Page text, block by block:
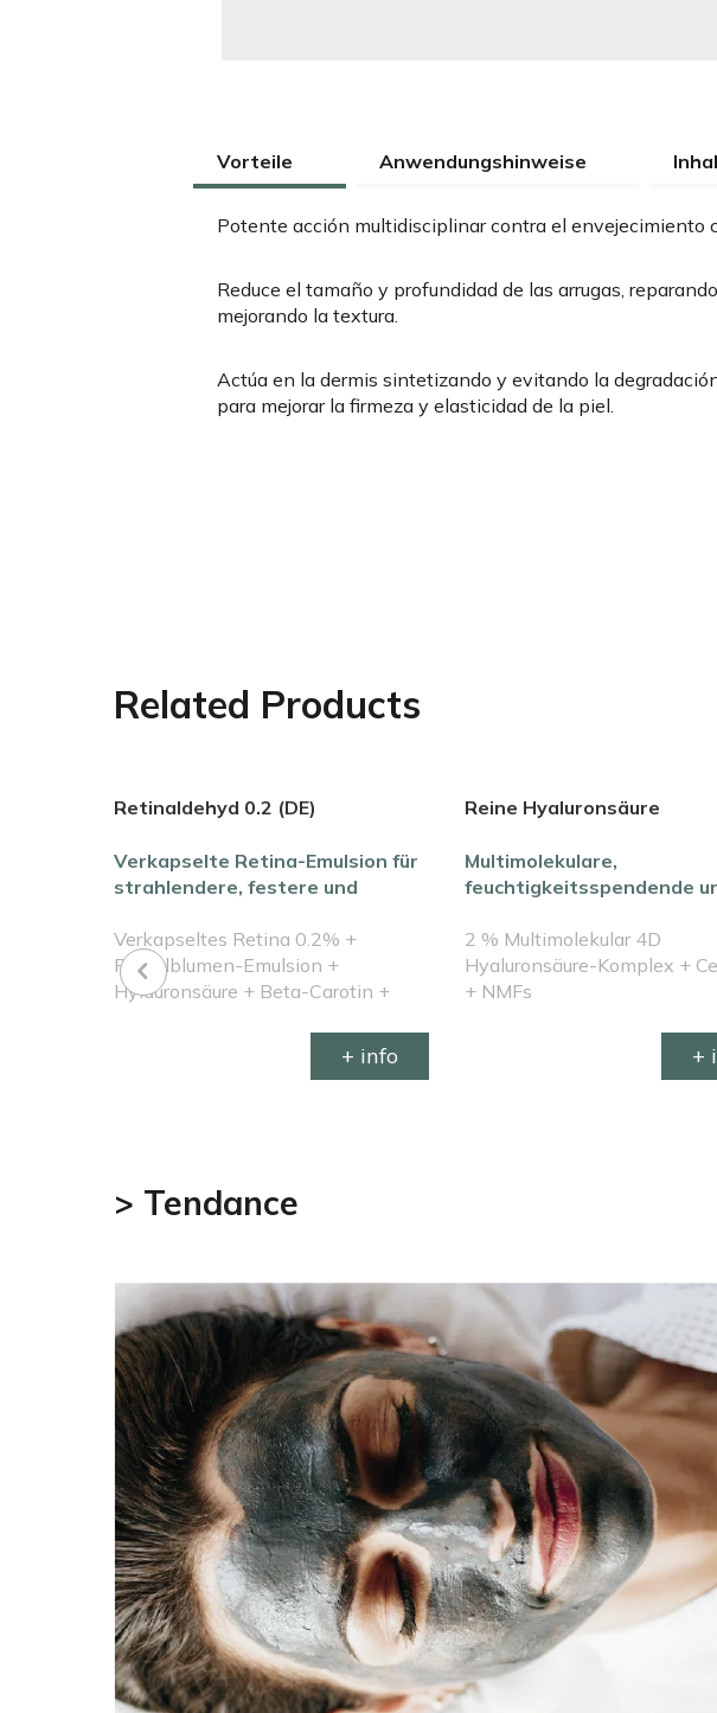
Vorteile Anwendungshinweise
Potente acción multidisciplinar contra el envejecimiento
Reduce el tamaño y profundidad de las arrugas,
mejorando la textura.
Actúa en la dermis sintetizando y evitando la
para mejorar la firmeza y elasticidad de la piel.
Related Products
Retinaldehyd 0.2 (DE)
Verkapselte Retina-Emulsion für
strahlendere, festere und
Verkapseltes Retina 0.2% +
Ringelblumen-Emulsion +
Hylauronsäure + Beta-Carotin +
+ info
Reine Hyaluronsäure
Multimolekulare,
feuchtigkeitsspendende
2 % Multimolekular 4D
Hyaluronsäure-Komplex +
+ NMFs
+
> Tendance